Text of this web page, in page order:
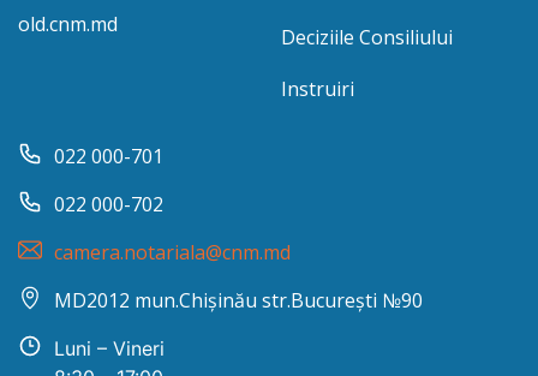
old.cnm.md
Deciziile Consiliului
Instruiri
022 000-701
022 000-702
camera.notariala@cnm.md
MD2012 mun.Chișinău str.București №90
Luni – Vineri